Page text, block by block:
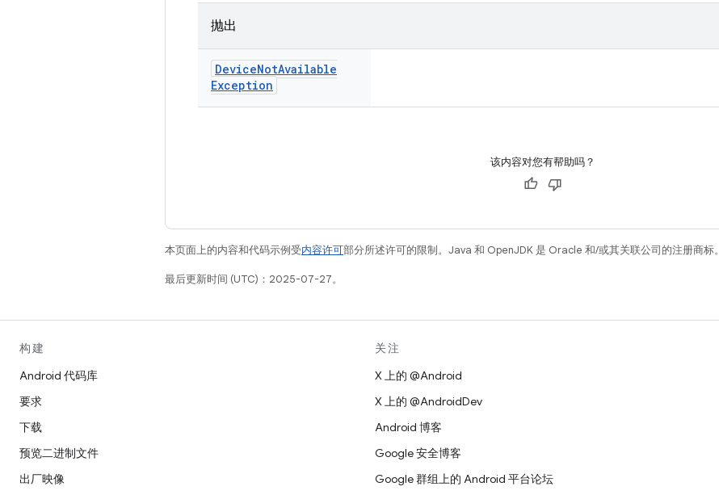
抛出
DeviceNotAvailable
Exception
该内容对您有帮助吗？
本页面上的内容和代码示例受内容许可部分所述许可的限制。Java 和 OpenJDK 是 Oracle 和/或其关联公司的注册商标。
最后更新时间 (UTC)：2025-07-27。
构建
Android 代码库
要求
下载
预览二进制文件
出厂映像
关注
X 上的 @Android
X 上的 @AndroidDev
Android 博客
Google 安全博客
Google 群组上的 Android 平台论坛